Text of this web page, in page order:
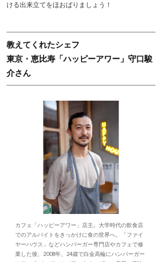
ける出来立てをほおばりましょう！
教えてくれたシェフ
東京・恵比寿「ハッピーアワー」守口駿
介さん
カフェ「ハッピーアワー」店主。大学時代の飲食店
でのアルバイトをきっかけに食の世界へ。「ファイ
ヤーハウス」などハンバーガー専門店やカフェで修
業した後、2008年、24歳で白金高輪にハンバーガー